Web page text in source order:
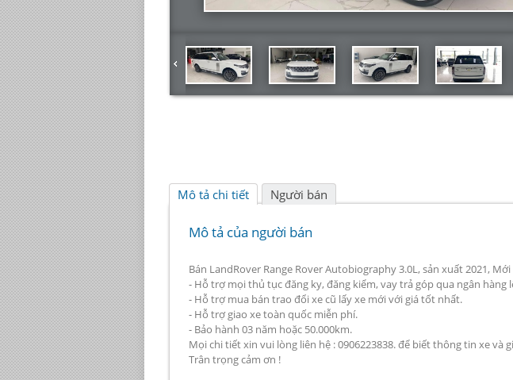
Mô tả chi tiết Người bán
Mô tả của người bán
Bán LandRover Range Rover Autobiography 3.0L, sản xuất 2021,
- Hỗ trợ mọi thủ tục đăng ky, đăng kiểm, vay trả góp qua ngân hàng
- Hỗ trợ mua bán trao đổi xe cũ lấy xe mới với giá tốt nhất.
- Hỗ trợ giao xe toàn quốc miễn phí.
- Bảo hành 03 năm hoặc 50.000km.
Mọi chi tiết xin vui lòng liên hệ : 0906223838. để biết thông tin xe
Trân trọng cảm ơn !